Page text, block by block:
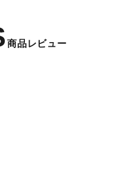
商品レビュー